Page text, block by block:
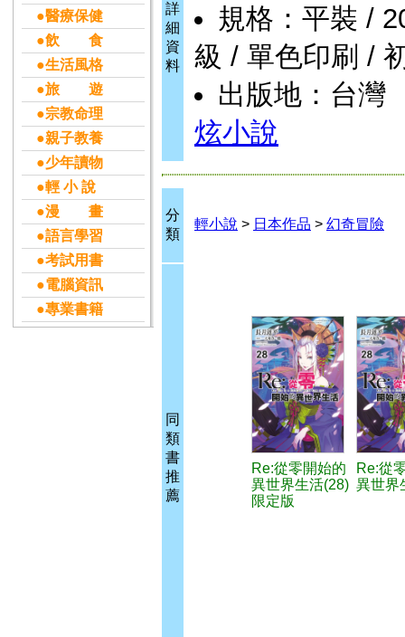
●醫療保健
●飲 食
●生活風格
●旅 遊
●宗教命理
●親子教養
●少年讀物
●輕 小 說
●漫 畫
●語言學習
●考試用書
●電腦資訊
●專業書籍
詳
細
資
料
規格：平裝 /
級 / 單色印刷 /
出版地：台灣
炫小說
分
類
輕小說 > 日本作品 > 幻奇冒險
同
類
書
推
薦
Re:從零開始的
異世界生活(28)
限定版
Re:從
異世界